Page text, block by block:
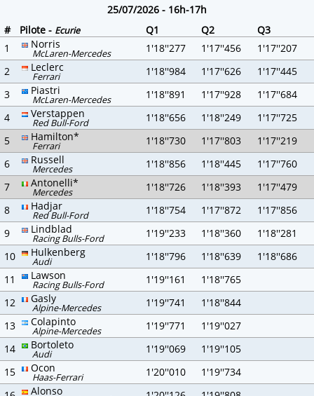
25/07/2026 - 16h-17h
#
Pilote - Ecurie Q1 Q2
Q3
1
Norris
McLaren-Mercedes 1'18''277 1'17''456
1'17''207
2
Leclerc
Ferrari 1'18''984 1'17''626
1'17''445
3
Piastri
McLaren-Mercedes 1'18''891 1'17''928
1'17''684
4
Verstappen
Red Bull-Ford 1'18''656 1'18''249
1'17''725
5
Hamilton*
Ferrari 1'18''730 1'17''803
1'17''219
6
Russell
Mercedes 1'18''856 1'18''445
1'17''760
7
Antonelli*
Mercedes 1'18''726 1'18''393
1'17''479
8
Hadjar
Red Bull-Ford 1'18''754 1'17''872
1'17''856
9
Lindblad
Racing Bulls-Ford 1'19''233 1'18''360
1'18''281
10
Hulkenberg
Audi 1'18''796 1'18''639
1'18''686
11
Lawson
Racing Bulls-Ford 1'19''161
1'18''765
12
Gasly
Alpine-Mercedes 1'19''741
1'18''844
13
Colapinto
Alpine-Mercedes 1'19''771
1'19''027
14
Bortoleto
Audi 1'19''069
1'19''105
15
Ocon
Haas-Ferrari 1'20''010
1'19''734
Alonso